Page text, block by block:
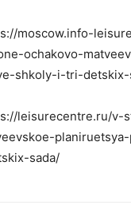
moscow.info-
ochakovo-
shkoly-i-tri-detskix-
leisurecentre.ru/v-
sada/